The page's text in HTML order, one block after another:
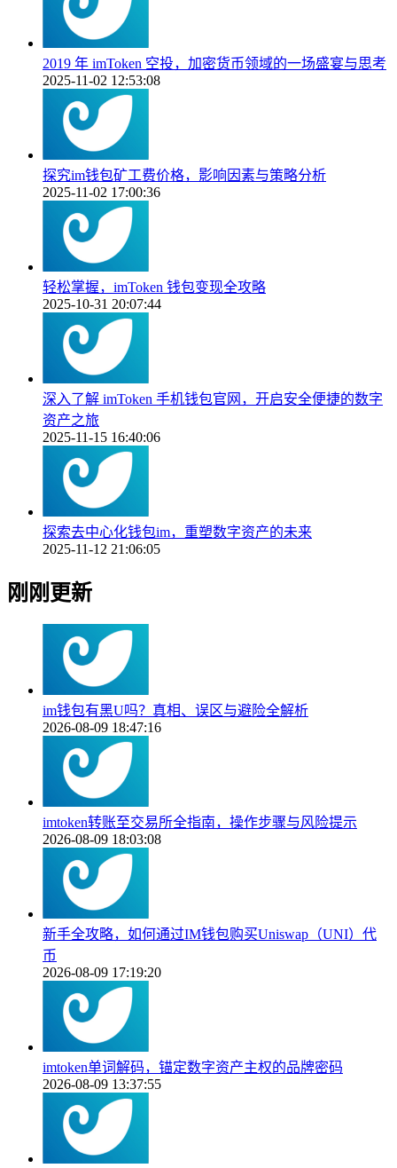
2019 年 imToken 空投，加密货币领域的一场盛宴与思考
2025-11-02 12:53:08
探究im钱包矿工费价格，影响因素与策略分析
2025-11-02 17:00:36
轻松掌握，imToken 钱包变现全攻略
2025-10-31 20:07:44
深入了解 imToken 手机钱包官网，开启安全便捷的数字
资产之旅
2025-11-15 16:40:06
探索去中心化钱包im，重塑数字资产的未来
2025-11-12 21:06:05
刚刚更新
im钱包有黑U吗？真相、误区与避险全解析
2026-08-09 18:47:16
imtoken转账至交易所全指南，操作步骤与风险提示
2026-08-09 18:03:08
新手全攻略，如何通过IM钱包购买Uniswap（UNI）代
币
2026-08-09 17:19:20
imtoken单词解码，锚定数字资产主权的品牌密码
2026-08-09 13:37:55